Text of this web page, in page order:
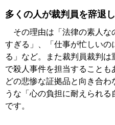
多くの人が裁判員を辞退
その理由は「法律の素人な
すぎる」、「仕事が忙しいの
る」など。また裁判員裁判
で殺人事件を担当すること
どの悲惨な証拠品と向き合
うな「心の負担に耐えられ
です。